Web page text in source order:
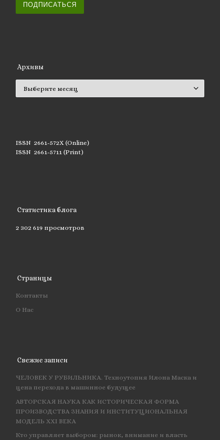
ПОДПИСАТЬСЯ
Архивы
ISSN 2661-572X (Online)
ISSN 2661-5711 (Print)
Статистика блога
2 302 619 просмотров
Страницы
Контакты
О Нас
Свежие записи
ЧЕЛОВЕК У РУБИЛЬНИКА. Техноутопия Илона Маска и
цена перехода в машинное будущее
АВТОРСКАЯ НАУКА КАК ИСТОРИЧЕСКАЯ ФОРМА
ПРОИЗВОДСТВА ЗНАНИЯ И ИНСТИТУЦИОНАЛЬНАЯ
МОДЕЛЬ XXI ВЕКА
Кто управляет выбором: рынок, внимание и власть